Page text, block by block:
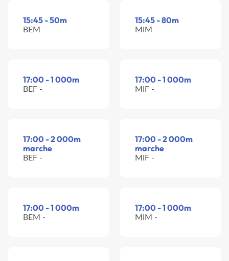
15:45 - 50m
BEM -
15:45 - 80m
MIM -
17:00 - 1 000m
BEF -
17:00 - 1 000m
MIF -
17:00 - 2 000m
marche
BEF -
17:00 - 2 000m
marche
MIF -
17:00 - 1 000m
BEM -
17:00 - 1 000m
MIM -